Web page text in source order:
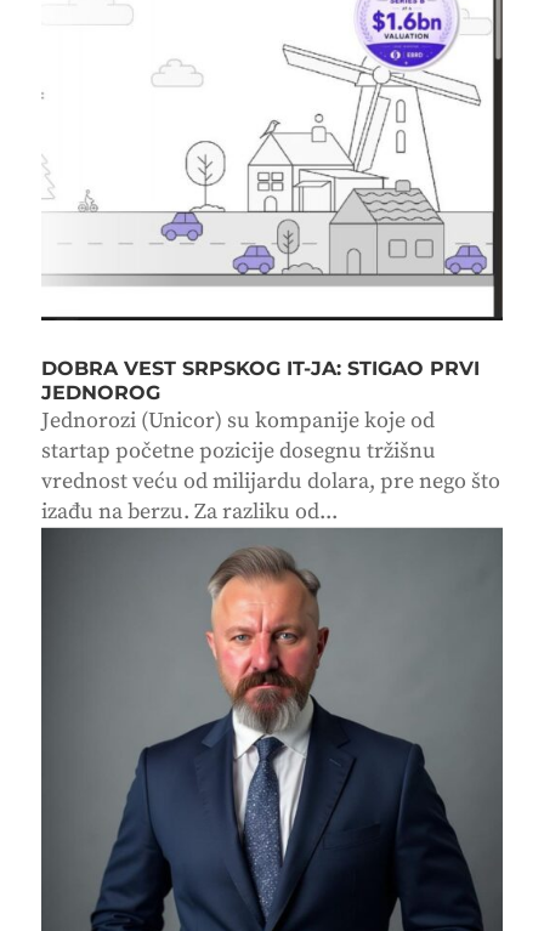
DOBRA VEST SRPSKOG IT-JA: STIGAO PRVI
JEDNOROG
Jednorozi (Unicor) su kompanije koje od
startap početne pozicije dosegnu tržišnu
vrednost veću od milijardu dolara, pre nego što
izađu na berzu. Za razliku od...